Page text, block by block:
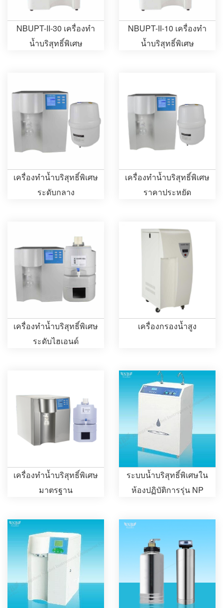
NBUPT-II-30 เครื่องทำ
น้ำบริสุทธิ์พิเศษ
NBUPT-II-10 เครื่องทำ
น้ำบริสุทธิ์พิเศษ
เครื่องทำน้ำบริสุทธิ์พิเศษ
ระดับกลาง
เครื่องทำน้ำบริสุทธิ์พิเศษ
ราคาประหยัด
เครื่องทำน้ำบริสุทธิ์พิเศษ
ระดับไฮเอนด์
เครื่องกรองน้ำสูง
เครื่องทำน้ำบริสุทธิ์พิเศษ
มาตรฐาน
ระบบน้ำบริสุทธิ์พิเศษใน
ห้องปฏิบัติการรุ่น NP